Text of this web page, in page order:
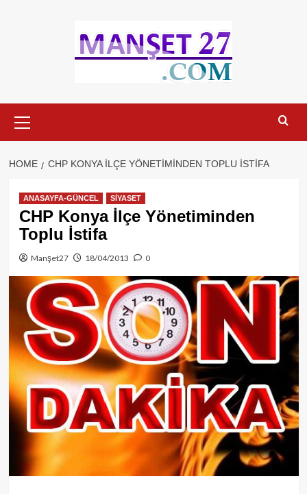
Menu
HOME CHP KONYA İLÇE YÖNETIMINDEN TOPLU İSTIFA
ANASAYFA-GÜNCEL SİYASET
CHP Konya İlçe Yönetiminden
Toplu İstifa
Manşet27 18/04/2013 0